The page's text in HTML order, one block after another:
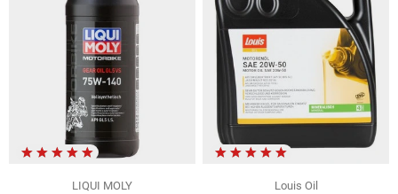
LIQUI MOLY
Louis Oil